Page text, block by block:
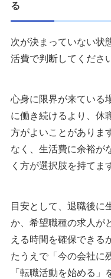
る
次が決まっていない状
活費で判断してくださ
心身に限界が来ている
に働き続けるより、休
方がよいことがありま
なく、生活費に余裕が
く方が選択肢を持てま
目安として、退職後に
か、希望職種の求人が
える時間を確保できる
たうえで「今の会社に
「転職活動を始める」